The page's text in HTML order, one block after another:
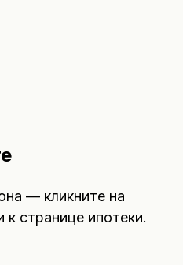
— кликните на
странице ипотеки.